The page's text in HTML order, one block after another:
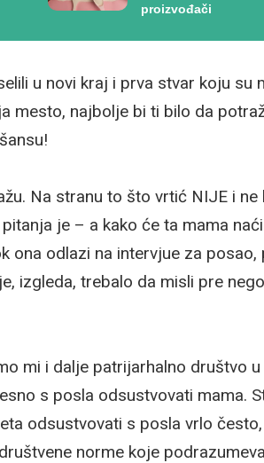
proizvođači
u novi kraj i prva stvar koju su
mesto, najbolje bi ti bilo da
Na stranu to što vrtić NIJE i ne
je – a kako će ta mama
ona odlazi na intervjue za
izgleda, trebalo da misli pre
mi i dalje patrijarhalno društvo
s posla odsustvovati mama.
odsustvovati s posla vrlo
norme koje